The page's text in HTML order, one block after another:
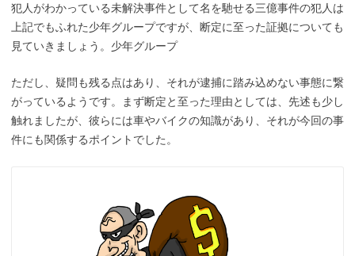
犯人がわかっている未解決事件として名を馳せる三億事件の犯人は
上記でもふれた少年グループですが、断定に至った証拠についても
見ていきましょう。少年グループ
ただし、疑問も残る点はあり、それが逮捕に踏み込めない事態に繋
がっているようです。まず断定と至った理由としては、先述も少し
触れましたが、彼らには車やバイクの知識があり、それが今回の事
件にも関係するポイントでした。